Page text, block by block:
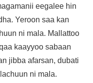
eegalee hin
Yeroon saa kan
ni mala. Mallattoo
kaayyoo sabaan
jibba afarsan, dubati
ni mala.